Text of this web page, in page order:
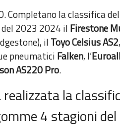
Completano la classifica
2023 2024 il Firestone
il Toyo Celsius AS2
pneumatici Falken, l’
AS220 Pro.
la
4 stagioni